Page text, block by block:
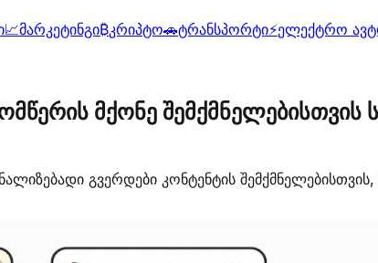
📈მარკეტინგი₿კრიპტო🚗ტრანსპორტი⚡ელექტრო
მქონე
გვერდები კონტენტის